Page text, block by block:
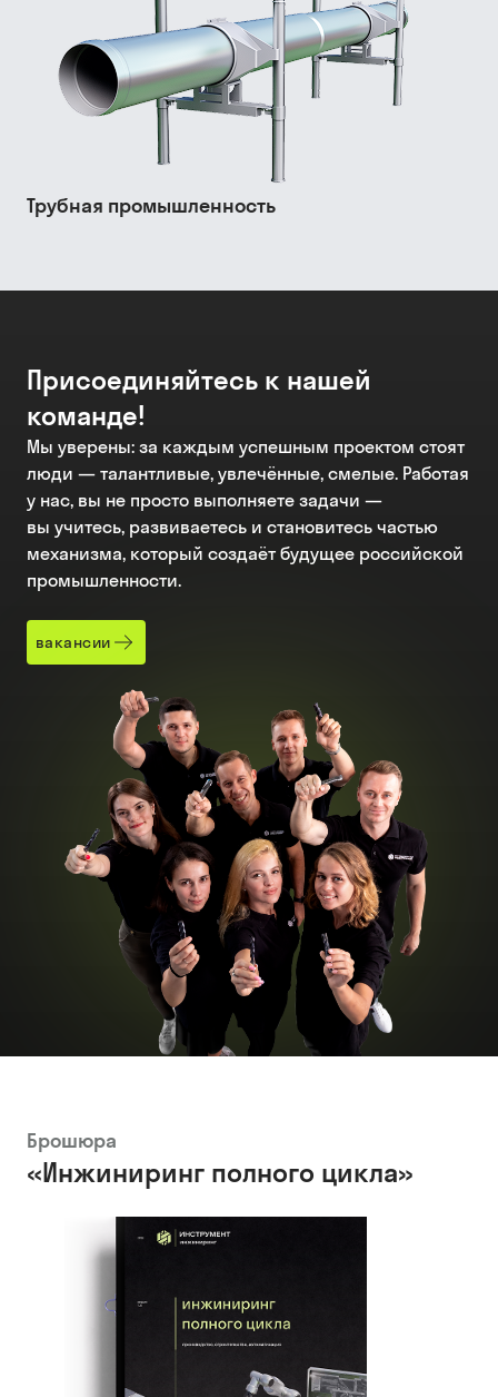
Трубная промышленность
Присоединяйтесь к нашей
команде!
Мы уверены: за каждым успешным проектом стоят
люди — талантливые, увлечённые, смелые. Работая
у нас, вы не просто выполняете задачи —
вы учитесь, развиваетесь и становитесь частью
механизма, который создаёт будущее российской
промышленности.
вакансии
Брошюра
«Инжиниринг полного цикла»